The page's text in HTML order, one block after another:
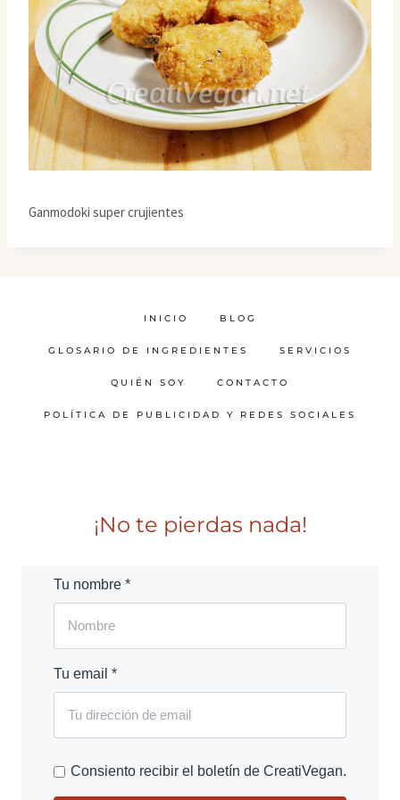
Ganmodoki super crujientes
INICIO BLOG
GLOSARIO DE INGREDIENTES SERVICIOS
QUIÉN SOY CONTACTO
POLÍTICA DE PUBLICIDAD Y REDES SOCIALES
¡No te pierdas nada!
Tu nombre *
Tu email *
Consiento recibir el boletín de CreatiVegan.